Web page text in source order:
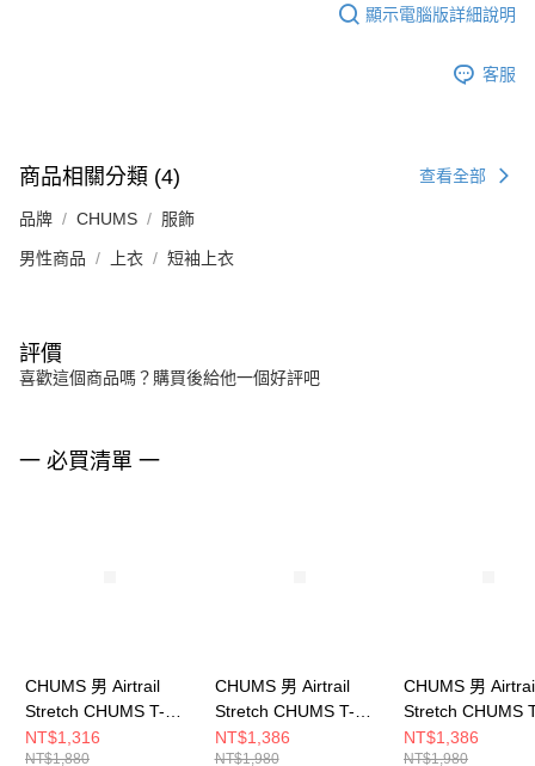
顯示電腦版詳細說明
客服
商品相關分類 (4) 查看全部
品牌 CHUMS 服飾
男性商品 上衣 短袖上衣
評價
喜歡這個商品嗎？購買後給他一個好評吧
一 必買清單 一
CHUMS 男 Airtrail
Stretch CHUMS T-
Shirt短袖上衣
CH012344B001
NT$1,316
NT$1,880
CHUMS 男 Airtrail
Stretch CHUMS T-
Shirt短袖上衣
CH012580Y074
NT$1,386
NT$1,980
CHUMS 男
Stretch CHUMS
Shirt短袖上衣
CH012580D001
NT$1,386
NT$1,980